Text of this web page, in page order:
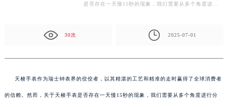
是否存在一天慢15秒的现象，我们需要从多个角度进
30次 2025-07-01
天梭手表作为瑞士钟表界的佼佼者，以其精湛的工艺和精准的走时赢得了全球消费者
的信赖。然而，关于天梭手表是否存在一天慢15秒的现象，我们需要从多个角度进行分